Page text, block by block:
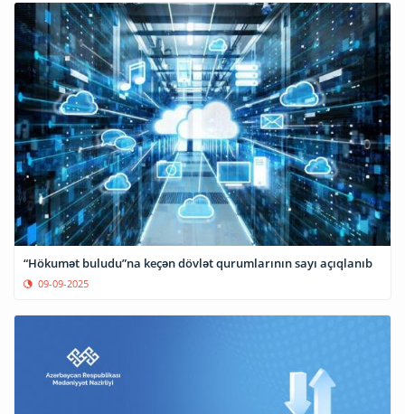
“Hökumət buludu”na keçən dövlət qurumlarının sayı açıqlanıb
09-09-2025